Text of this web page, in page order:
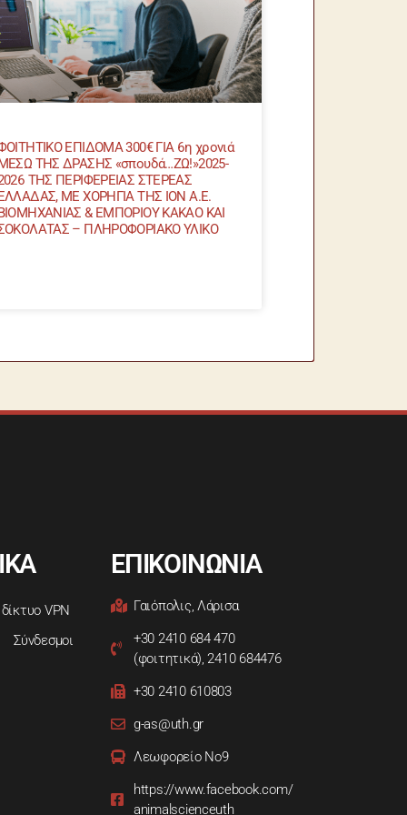
ΕΠΙΔΟΜΑ 300€ ΓΙΑ 6η χρονιά
ΤΗΣ ΔΡΑΣΗΣ «σπουδά…ΖΩ!»2025-
ΤΗΣ ΠΕΡΙΦΕΡΕΙΑΣ ΣΤΕΡΕΑΣ
ΜΕ ΧΟΡΗΓΙΑ ΤΗΣ ΙΟΝ Α.Ε.
& ΕΜΠΟΡΙΟΥ ΚΑΚΑΟ ΚΑΙ
– ΠΛΗΡΟΦΟΡΙΑΚΟ ΥΛΙΚΟ
VPN
Σύνδεσμοι
ΕΠΙΚΟΙΝΩΝΙΑ
Γαιόπολις, Λάρισα
+30 2410 684 470
(φοιτητικά), 2410 684476
+30 2410 610803
g-as@uth.gr
Λεωφορείο Νο9
https://www.facebook.com/
animalscienceuth